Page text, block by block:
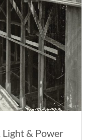
Light & Power